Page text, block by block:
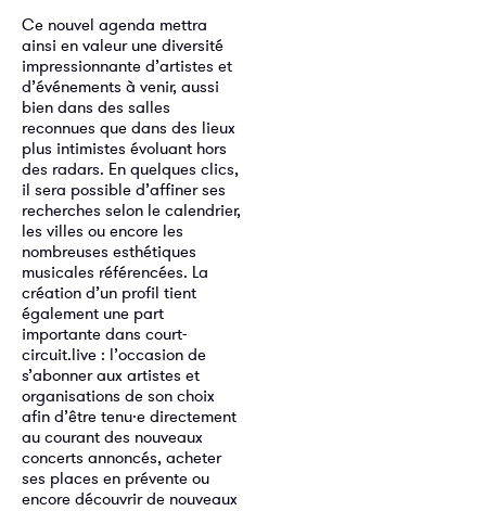
Ce nouvel agenda mettra
ainsi en valeur une diversité
impressionnante d’artistes et
d’événements à venir, aussi
bien dans des salles
reconnues que dans des lieux
plus intimistes évoluant hors
des radars. En quelques clics,
il sera possible d’affiner ses
recherches selon le calendrier,
les villes ou encore les
nombreuses esthétiques
musicales référencées. La
création d’un profil tient
également une part
importante dans court-
circuit.live : l’occasion de
s’abonner aux artistes et
organisations de son choix
afin d’être tenu·e directement
au courant des nouveaux
concerts annoncés, acheter
ses places en prévente ou
encore découvrir de nouveaux